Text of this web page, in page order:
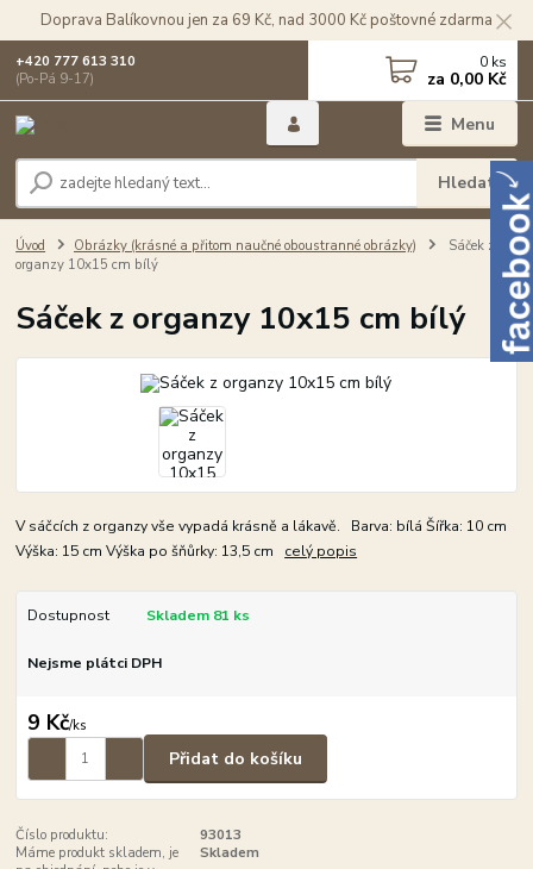
Doprava Balíkovnou jen za 69 Kč, nad 3000 Kč poštovné zdarma
Menu
Hledat
+420 777 613 310
(Po-Pá 9-17)
0 ks
za 0,00 Kč
Úvod Obrázky (krásné a přitom naučné oboustranné obrázky)
Sáček z
organzy 10x15 cm bílý
Sáček z organzy 10x15 cm bílý
V sáčcích z organzy vše vypadá krásně a lákavě. Barva: bílá Šířka: 10 cm
Výška: 15 cm Výška po šňůrky: 13,5 cm celý popis
Dostupnost Skladem 81 ks
Nejsme plátci DPH
9 Kč/ks
Přidat do košíku
Číslo produktu:
93013
Máme produkt skladem, je
Skladem